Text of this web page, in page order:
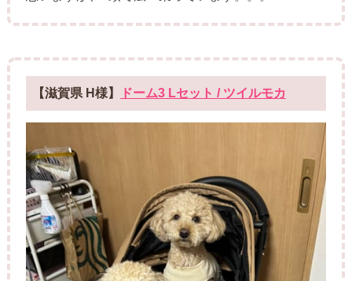
【滋賀県 H様】 ドーム3 Lセット / ツイルモカ